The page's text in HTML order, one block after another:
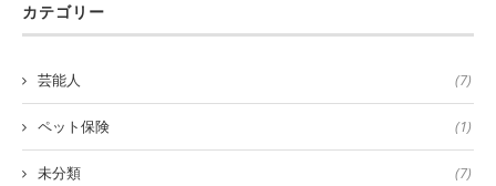
カテゴリー
芸能人 (7)
ペット保険 (1)
未分類 (7)